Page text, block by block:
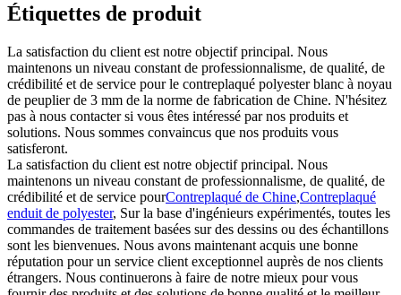
Étiquettes de produit
La satisfaction du client est notre objectif principal. Nous
maintenons un niveau constant de professionnalisme, de qualité, de
crédibilité et de service pour le contreplaqué polyester blanc à noyau
de peuplier de 3 mm de la norme de fabrication de Chine. N'hésitez
pas à nous contacter si vous êtes intéressé par nos produits et
solutions. Nous sommes convaincus que nos produits vous
satisferont.
La satisfaction du client est notre objectif principal. Nous
maintenons un niveau constant de professionnalisme, de qualité, de
crédibilité et de service pourContreplaqué de Chine,Contreplaqué
enduit de polyester, Sur la base d'ingénieurs expérimentés, toutes les
commandes de traitement basées sur des dessins ou des échantillons
sont les bienvenues. Nous avons maintenant acquis une bonne
réputation pour un service client exceptionnel auprès de nos clients
étrangers. Nous continuerons à faire de notre mieux pour vous